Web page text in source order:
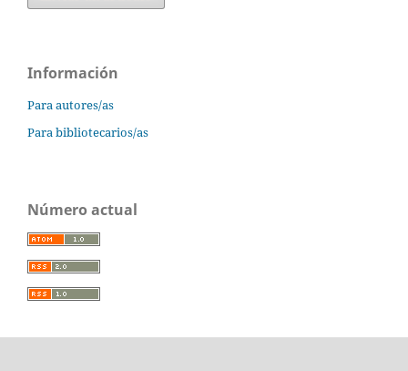
Información
Para autores/as
Para bibliotecarios/as
Número actual